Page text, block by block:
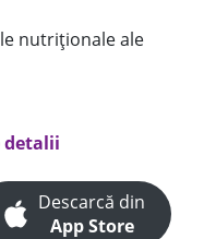
nutriționale ale
detalii
Descarcă din
App Store